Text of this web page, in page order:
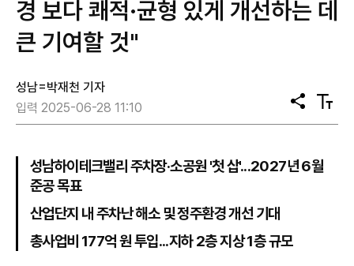
경 보다 쾌적·균형 있게 개선하는 데
큰 기여할 것"
성남=박재천 기자
입력 2025-06-28 11:10
공
유
텍
스
성남하이테크밸리 주차장·소공원 '첫 삽'...2027년 6월
준공 목표
산업단지 내 주차난 해소 및 정주환경 개선 기대
총사업비 177억 원 투입...지하 2층 지상 1층 규모